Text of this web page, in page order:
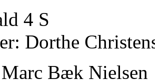
4 S
Dorthe
Bæk Nielsen